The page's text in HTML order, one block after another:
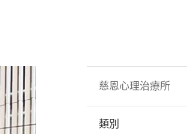
慈恩心理治療所
類別